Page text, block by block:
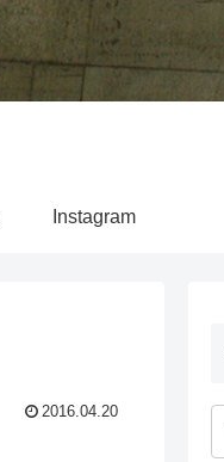
Instagram
2016.04.20